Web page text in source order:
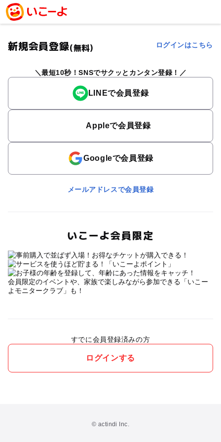
新規会員登録(無料) ログインはこちら
最短10秒！SNSでサクッとカンタン登録！
LINEで会員登録
Appleで会員登録
Googleで会員登録
メールアドレスで会員登録
いこーよ会員限定
会員限定のイベントや、家族で楽しみながら参加できる「いこー
よモニタークラブ」も！
すでに会員登録済みの方
ログインする
© actindi Inc.